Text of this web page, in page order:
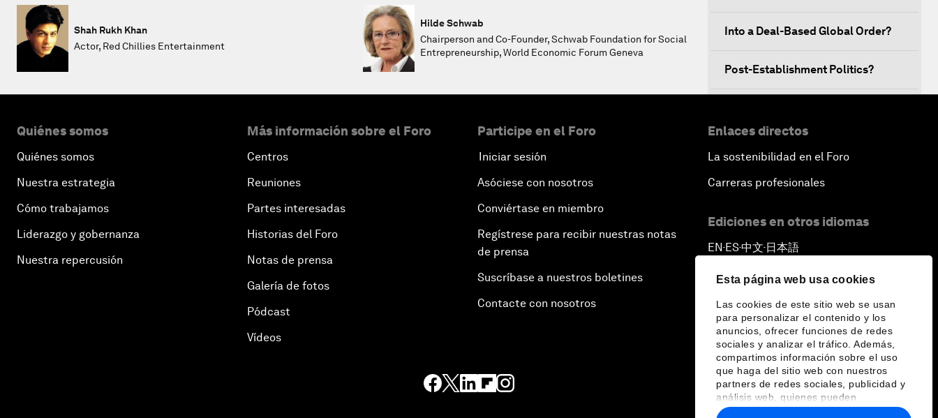
Esta página web usa cookies
Las cookies de este sitio web se usan
para personalizar el contenido y los
anuncios, ofrecer funciones de redes
sociales y analizar el tráfico. Además,
compartimos información sobre el uso
que haga del sitio web con nuestros
partners de redes sociales, publicidad y
análisis web, quienes pueden
combinarla con otra información que les
Shah Rukh Khan
Actor, Red Chillies Entertainment
Hilde Schwab
Chairperson and Co-Founder, Schwab Foundation for Social
Entrepreneurship, World Economic Forum Geneva
Into a Deal-Based Global Order?
Post-Establishment Politics?
Blanchett
Strategic Outlook: Eurasia
Bio-Inspired Innovation Unleashed
An Insight, An Idea with Shah Rukh
Can We Live with Monopolies?
Gender, Power and Stemming
Sexual Harassment
Quiénes somos
Quiénes somos
Nuestra estrategia
Cómo trabajamos
Liderazgo y gobernanza
Nuestra repercusión
Más información sobre el Foro
Centros
Reuniones
Partes interesadas
Historias del Foro
Notas de prensa
Galería de fotos
Pódcast
Vídeos
Participe en el Foro
Iniciar sesión
Asóciese con nosotros
Conviértase en miembro
Regístrese para recibir nuestras notas
de prensa
Suscríbase a nuestros boletines
Contacte con nosotros
Enlaces directos
La sostenibilidad en el Foro
Carreras profesionales
Ediciones en otros idiomas
EN ▪ES▪中文▪ 日本語